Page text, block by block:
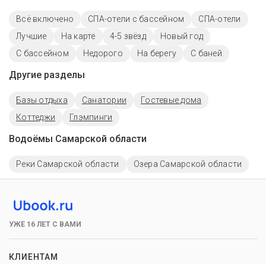
Всё включено СПА-отели с бассейном
СПА-отели
Лучшие
На карте 4-5 звёзд
Новый год
C бассейном
Недорого На берегу С баней
Другие разделы
Базы отдыха Санатории
Гостевые дома
Коттеджи
Глэмпинги
Водоёмы Самарской области
Реки Самарской области Озера Самарской области
УЖЕ 16 ЛЕТ С ВАМИ
КЛИЕНТАМ